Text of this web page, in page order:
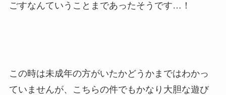
ごすなんていうことまであったそうです…！
この時は未成年の方がいたかどうかまではわかっ
ていませんが、こちらの件でもかなり大胆な遊び